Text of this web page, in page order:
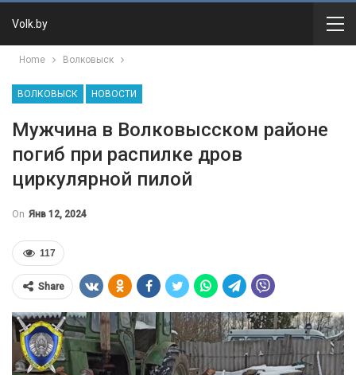
Volk.by
Home Волковыск
ВОЛКОВЫСК НОВОСТИ
Мужчина в Волковысском районе
погиб при распилке дров
циркулярной пилой
On Янв 12, 2024
117
Share